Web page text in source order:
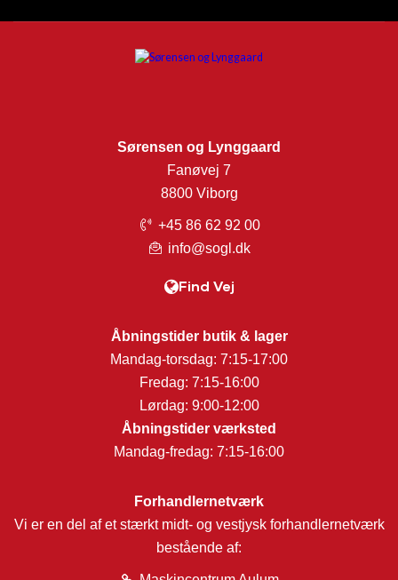
Sørensen og Lynggaard
Fanøvej 7
8800 Viborg
+45 86 62 92 00
info@sogl.dk
Find Vej
Åbningstider butik & lager
Mandag-torsdag: 7:15-17:00
Fredag: 7:15-16:00
Lørdag: 9:00-12:00
Åbningstider værksted
Mandag-fredag: 7:15-16:00
Forhandlernetværk
Vi er en del af et stærkt midt- og vestjysk forhandlernetværk
bestående af: